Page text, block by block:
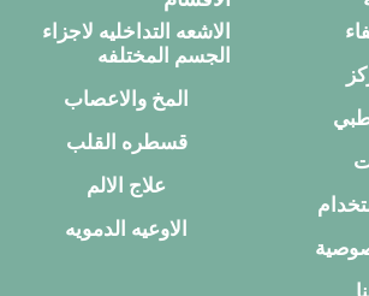
الاشعه التداخليه لاجزاء
الجسم المختلفه
المخ والاعصاب
قسطره القلب
علاج الالم
الاوعيه الدمويه